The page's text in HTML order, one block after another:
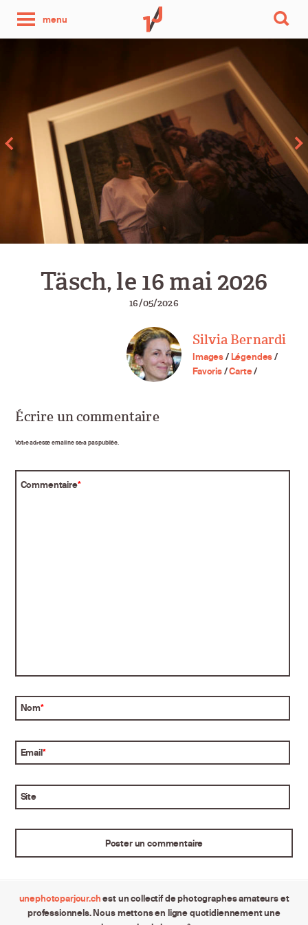
menu
photo
par
jour
Täsch, le 16 mai 2026
16/05/2026
Silvia Bernardi
Images/Légendes/
Favoris/Carte/
Écrire un commentaire
Votre adresse email ne sera pas publiée.
Commentaire*
Nom*
Email*
Site
unephotoparjour.chest un collectif de photographes amateurs et
professionnels. Nous mettons en ligne quotidiennement une